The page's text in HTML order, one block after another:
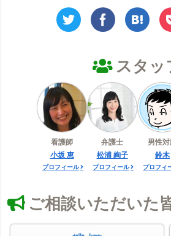
スタッ
看護師
小坂 恵
プロフィール
弁護士
松浦 絢子
プロフィール
男性
鈴木
プロフィ
ご相談いただいた